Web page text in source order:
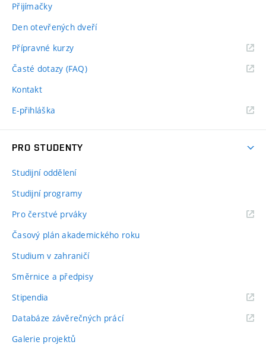
Přijímačky
Den otevřených dveří
Přípravné kurzy
Časté dotazy (FAQ)
Kontakt
E-přihláška
PRO STUDENTY
Studijní oddělení
Studijní programy
Pro čerstvé prváky
Časový plán akademického roku
Studium v zahraničí
Směrnice a předpisy
Stipendia
Databáze závěrečných prácí
Galerie projektů